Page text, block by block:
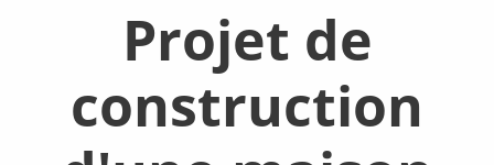
Projet de
construction